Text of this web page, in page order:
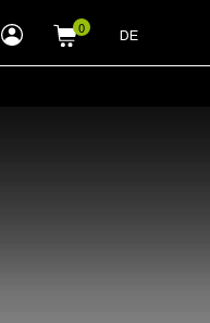
myLEWITT
Account
DE